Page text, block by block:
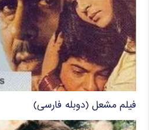
فیلم مشعل (دوبله فارسی)